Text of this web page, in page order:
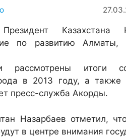
Президент Казахстана
по развитию Алматы,
итоги
в 2013 году, а
пресс-служба Акорды.
Назарбаев отметил,
в центре внимания